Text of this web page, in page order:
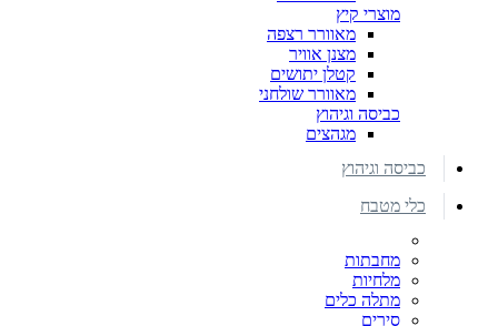
מוצרי קיץ
מאוורר רצפה
מצנן אוויר
קטלן יתושים
מאוורר שולחני
כביסה וגיהוץ
מגהצים
כביסה וגיהוץ
כלי מטבח
מחבתות
מלחיות
מתלה כלים
סירים